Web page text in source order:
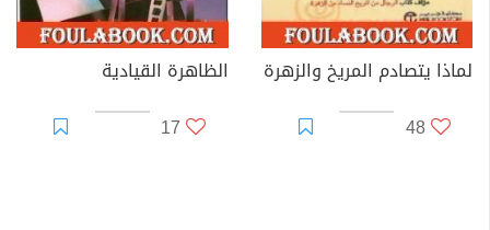
لماذا يتصادم المريخ والزهرة
48
الظاهرة القيادية
17